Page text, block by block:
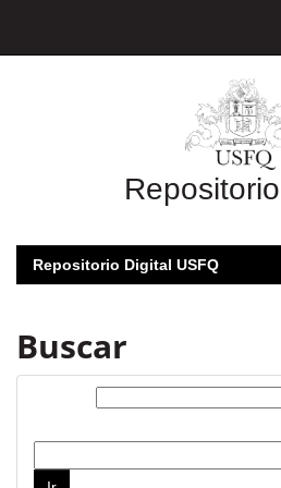
Repositorio
Repositorio Digital USFQ
Buscar